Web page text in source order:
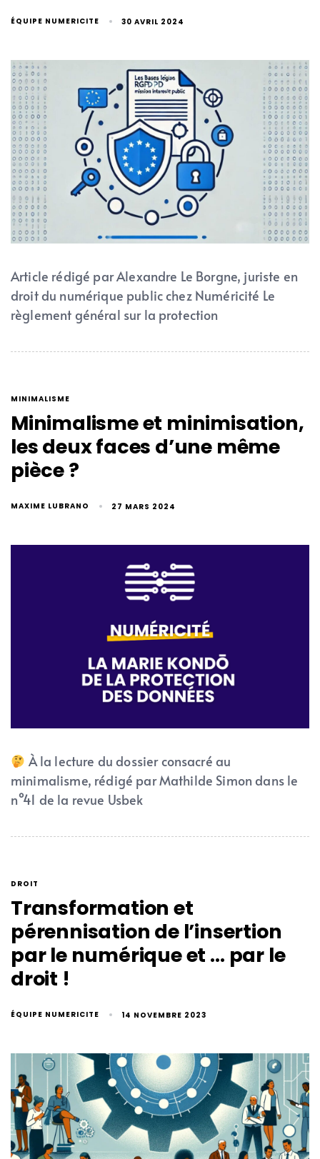
ÉQUIPE NUMERICITE 30 AVRIL 2024
Article rédigé par Alexandre Le Borgne, juriste en
droit du numérique public chez Numéricité Le
règlement général sur la protection
MINIMALISME
Minimalisme et minimisation,
les deux faces d’une même
pièce ?
MAXIME LUBRANO 27 MARS 2024
À la lecture du dossier consacré au
minimalisme, rédigé par Mathilde Simon dans le
n°41 de la revue Usbek
DROIT
Transformation et
pérennisation de l’insertion
par le numérique et … par le
droit !
ÉQUIPE NUMERICITE 14 NOVEMBRE 2023